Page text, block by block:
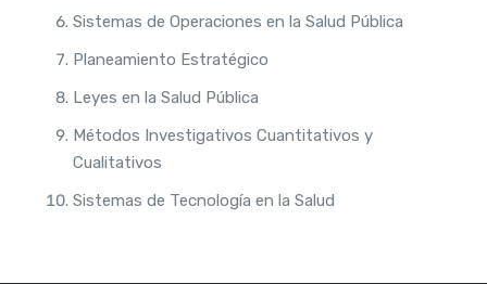
Sistemas de Operaciones en la Salud Pública
Planeamiento Estratégico
Leyes en la Salud Pública
Métodos Investigativos Cuantitativos y
Cualitativos
Sistemas de Tecnología en la Salud